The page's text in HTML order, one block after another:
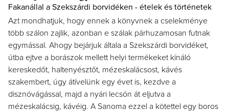
Fakanállal a Szekszárdi borvidéken - ételek és történetek
Azt mondhatjuk, hogy ennek a könyvnek a cselekménye
több szálon zajlik, azonban e szálak párhuzamosan futnak
egymással. Ahogy bejárjuk általa a Szekszárdi borvidéket,
útba ejtve a borászok mellett helyi termékeket kínáló
kereskedőt, haltenyésztőt, mézeskalácsost, kávés
szakembert, úgy átívelünk egy évet is, kezdve a
disznóvágással, majd a nyári lecsón át eljutva a
mézeskalácsig, kávéig. A Sanoma ezzel a kötettel egy boros